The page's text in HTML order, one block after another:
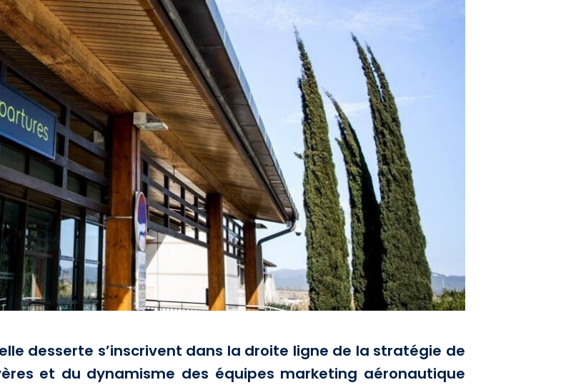
desserte s’inscrivent dans la droite ligne de la stratégie de
et du dynamisme des équipes marketing aéronautique